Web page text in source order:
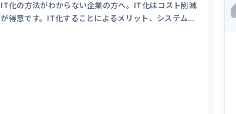
IT化の方法がわからない企業の方へ。IT化はコスト削減
が得意です。IT化することによるメリット、システム開